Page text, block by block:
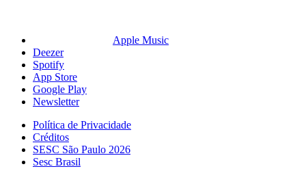
Apple Music
Deezer
Spotify
App Store
Google Play
Newsletter
Política de Privacidade
Créditos
SESC São Paulo 2026
Sesc Brasil